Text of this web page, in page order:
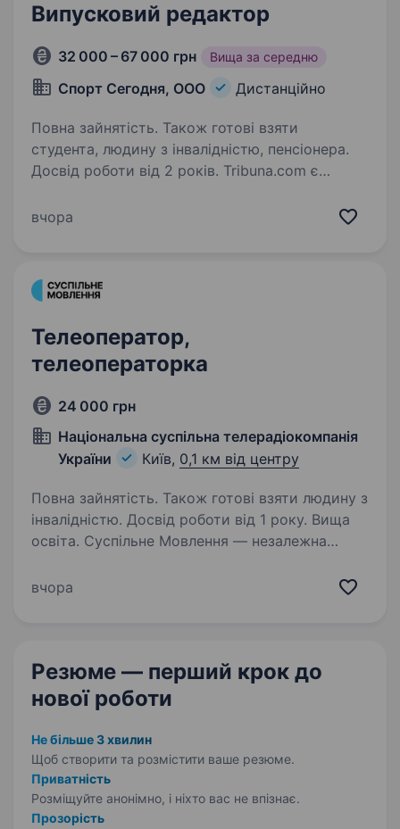
Випусковий редактор
32 000 – 67 000 грн Вища за середню
Спорт Сегодня, ООО Дистанційно
Повна зайнятість. Також готові взяти
студента, людину з інвалідністю, пенсіонера.
Досвід роботи від 2 років. Tribuna.com є
з аудиторією понад 6 млн користувачів, яка
беттінгового та iGaming-медіа…
вчора
Телеоператор,
телеоператорка
24 000 грн
Національна суспільна телерадіокомпанія
України
Київ, 0,1 км від центру
Повна зайнятість. Також готові взяти людину з
інвалідністю. Досвід роботи від 1 року. Вища
освіта. Суспільне Мовлення — незалежна
телевізійне, радійне та цифрове мовлення.
вчора
Резюме — перший крок до
нової роботи
Не більше 3 хвилин
Щоб створити та розмістити ваше резюме.
Приватність
Розміщуйте анонімно, і ніхто вас не впізнає.
Прозорість